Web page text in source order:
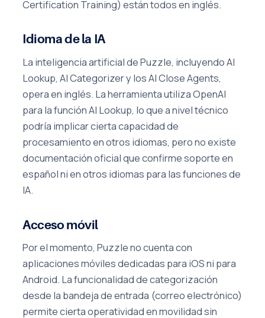
Certification Training) están todos en inglés.
Idioma de la IA
La inteligencia artificial de Puzzle, incluyendo AI
Lookup, AI Categorizer y los AI Close Agents,
opera en inglés. La herramienta utiliza OpenAI
para la función AI Lookup, lo que a nivel técnico
podría implicar cierta capacidad de
procesamiento en otros idiomas, pero no existe
documentación oficial que confirme soporte en
español ni en otros idiomas para las funciones de
IA.
Acceso móvil
Por el momento, Puzzle no cuenta con
aplicaciones móviles dedicadas para iOS ni para
Android. La funcionalidad de categorización
desde la bandeja de entrada (correo electrónico)
permite cierta operatividad en movilidad sin